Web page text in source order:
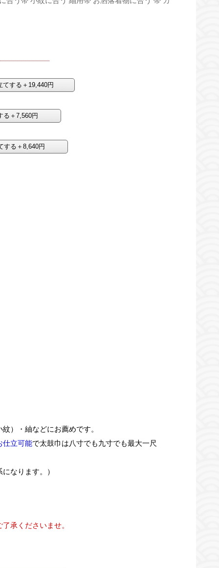
）・紬などにお薦めです。
仕立可能で太鼓巾は八寸でも九寸でも最大一尺
なります。）
承くださいませ。